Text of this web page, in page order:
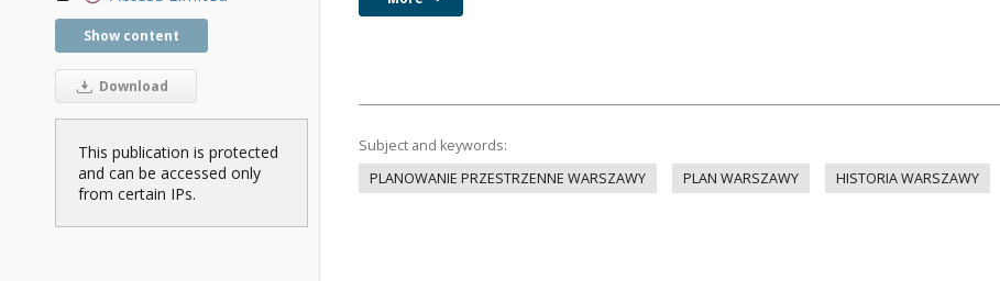
Show content
Download
This publication is protected
and can be accessed only
from certain IPs.
Subject and keywords:
PLANOWANIE PRZESTRZENNE WARSZAWY
PLAN WARSZAWY HISTORIA WARSZAWY